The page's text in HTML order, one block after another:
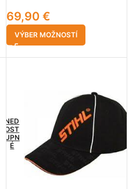
69,90 €
VÝBER MOŽNOSTÍ
NED
OST
UPN
É